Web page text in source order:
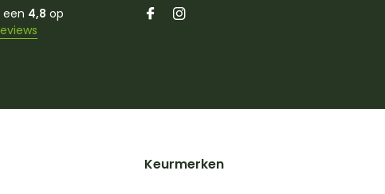
een 4,8 op
Keurmerken